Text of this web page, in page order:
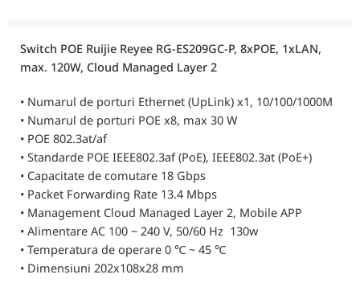
Switch POE Ruijie Reyee RG-ES209GC-P, 8xPOE, 1xLAN,
max. 120W, Cloud Managed Layer 2
• Numarul de porturi Ethernet (UpLink) x1, 10/100/1000M
• Numarul de porturi POE x8, max 30 W
• POE 802.3at/af
• Standarde POE IEEE802.3af (PoE), IEEE802.3at (PoE+)
• Capacitate de comutare 18 Gbps
• Packet Forwarding Rate 13.4 Mbps
• Management Cloud Managed Layer 2, Mobile APP
• Alimentare AC 100 ~ 240 V, 50/60 Hz 130w
• Temperatura de operare 0 ℃ ~ 45 ℃
• Dimensiuni 202x108x28 mm